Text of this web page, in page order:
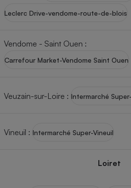
Leclerc Drive-vendome-route-de-blois
Vendome - Saint Ouen :
Carrefour Market-Vendome Saint Ouen
Veuzain-sur-Loire : Intermarché
Vineuil : Intermarché Super-Vineuil
Loiret